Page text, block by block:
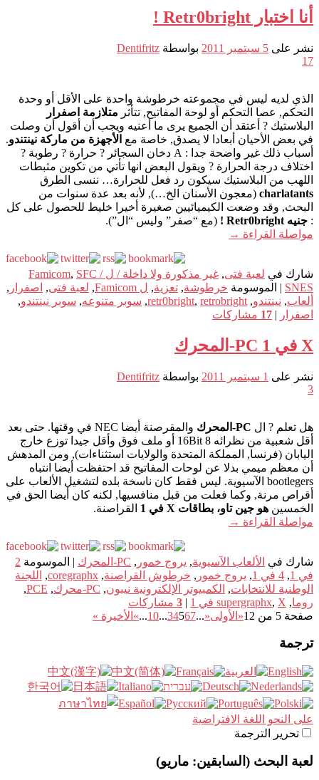
أنا اختبار Retr0bright !
نشر على 5 سبتمبر 2011 بواسطة Dentifritz
17
الذي لديه ليس في مجموعته خرطوشة واحدة على الأقل أو وحدة
التحكم, عصا التحكم أو لوحة المفاتيح, تتأثر متلازمة اصفرار
البلاستيك ? أعتقد أن الجميع يرى ما أعنيه ويجب أن أقول أن وصلت
في بعض الأحيان أبعادا لا يصدق, خاصة مع الأجهزة من ماركة نينتندو.
أسباب ذلك غير واضحة جدا : A دخان السجائر ? حرارة ? رطوبة ?
اختلاف درجة الحرارة ? ويقول البعض انها تأتي من تكوين مثبطات
اللهب من البلاستيك سيكون رد فعل للحرارة… ننسى الطرق
charlatants (معجون الأسنان الخ…), لأنه بعد عدة سنوات من
البحث, وقد وضعت الكيميائيين صغيرة أخيرا خليط للحصول على كل
: جنيه Retr0bright !
(مع “صفر” وليس “ال”).
مواصلة القراءة →
شارك في لعبة فتى, غير مذكورة ولا داخلة / ل Famicom , SFC /
SNES
| الموسومة خرطوشة, تعزية, ل Famicom , لعبة فتى, اصفرار ,
ألعاب, نينتندو,
retr0bright, retrobright
, سوبر متنوعه, سوبر نينتندو,
اصفرار |
17 مشاركات
X في 1 PC-المحرك
نشر على 1 سبتمبر 2011 بواسطة Dentifritz
3
هل تعلم ? ال PC-المحرك
والمقرصنة أيضا NEC في وقتها. حتى بعد
أقل شعبية من نظرائه 8 16Bit أو ملف فوق وأقل جيدا توزع خارج
اليابان (فرنسا, المملكة المتحدة والولايات استثناءات), ومن المدهش
أن معظم ميمي بدلا عن لوحات المفاتيح قد احتفظت أيضا انتباه
bootlegers الآسيوية. ليس فقط كان ناسخة بلده لتشغيل الألعاب على
أقراص مرنة, وكما فعلت من قبل منافسيها, لكنه كان أيضا الحق في
الخمسين هو جين تاو، بطاقات X في 1
القراصنة.
مواصلة القراءة →
شارك في الألعاب الآسيوية, يروج خمور , PC-المحرك | الموسومة 2
في 1
, 4 في 1 , يروج خمور , خرطوش القراصنة,
coregraphx
, اللجنة
الوطنية للانتخابات, الكمبيوتر الإلكترونية نيبون, PC-محرك ,
PCE
,
روما,
supergraphx, X في 1 |
3 مشاركات
صفحة 5 من 12
«الأولى«
...
34567
...
10
...
» الأخيرة »
ترجمة
على النحو اللغة الافتراضية
تحرير الترجمة
لعبة البحث (السابقين: ماريو)